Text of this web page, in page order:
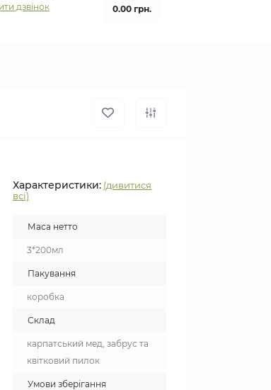
дзвінок 0.00 грн.
Характеристики: (дивитися
всі)
Маса нетто
3*200мл
Пакування
коробка
Склад
карпатський мед, забрус та
квітковий пилок
Умови зберігання